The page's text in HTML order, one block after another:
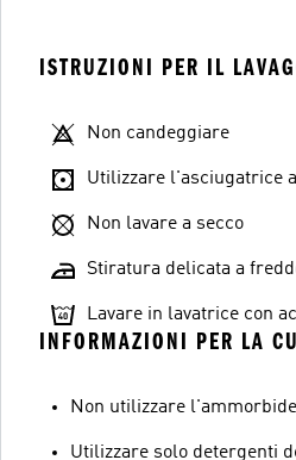
ISTRUZIONI PER IL
Non candeggiare
Utilizzare l'asciugatrice
Non lavare a secco
Stiratura delicata a
Lavare in lavatrice con
INFORMAZIONI PER LA
Non utilizzare
Utilizzare solo detergenti